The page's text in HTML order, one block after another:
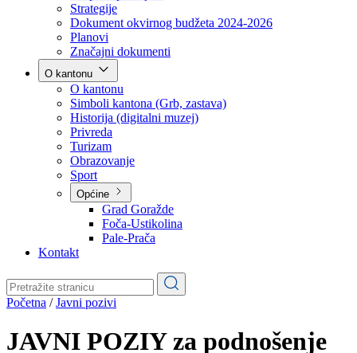
Poslovnik
Program rada Vlade
Ekspoze premijera
Strategije
Dokument okvirnog budžeta 2024-2026
Planovi
Značajni dokumenti
O kantonu
O kantonu
Simboli kantona (Grb, zastava)
Historija (digitalni muzej)
Privreda
Turizam
Obrazovanje
Općine
Pale-Prača
Kontakt
Početna/Javni pozivi